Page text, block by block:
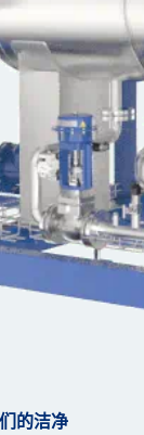
的洁净